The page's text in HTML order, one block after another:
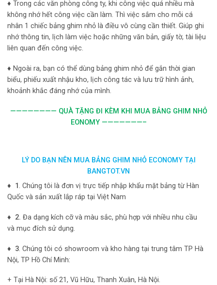
♦ Trong các văn phòng công ty, khi công việc quá nhiều mà
không nhớ hết công việc cần làm. Thì việc sắm cho mỗi cá
nhân 1 chiếc bảng ghim nhỏ là điều vô cùng cần thiết. Giúp ghi
nhớ thông tin, lịch làm việc hoặc những văn bản, giấy tờ, tài liệu
liên quan đến công việc.
♦ Ngoài ra, bạn có thể dùng bảng ghim nhỏ để gắn thời gian
biểu, phiếu xuất nhậu kho, lịch công tác và lưu trữ hình ảnh,
khoảnh khắc đáng nhớ của mình.
———————— QUÀ TẶNG ĐI KÈM KHI MUA BẢNG GHIM NHỎ
EONOMY ———————–
LÝ DO BẠN NÊN MUA BẢNG GHIM NHỎ ECONOMY TẠI
BANGTOT.VN
♦ 1 . Chúng tôi là đơn vị trực tiếp nhập khẩu mặt bảng từ Hàn
Quốc và sản xuất lắp ráp tại Việt Nam
♦ 2. Đa dạng kích cỡ và màu sắc, phù hợp với nhiều nhu cầu
và mục đích sử dụng.
♦ 3. Chúng tôi có showroom và kho hàng tại trung tâm TP Hà
Nội, TP Hồ Chí Minh:
+ Tại Hà Nội: số 21, Vũ Hữu, Thanh Xuân, Hà Nội.